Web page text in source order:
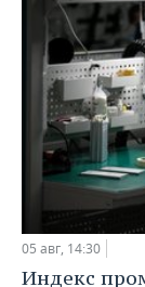
05 авг, 14:30
Индекс